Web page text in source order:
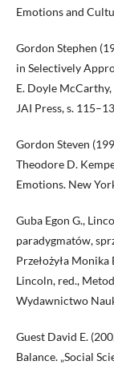
Emotions and
Gordon Stephen
in Selectively
E. Doyle
JAI Press, s.
Gordon Steven
Theodore D.
Emotions. New
Guba Egon G.,
paradygmatów,
Przełożyła
Lincoln, red.,
Wydawnictwo
Guest David E.
Balance. „Social